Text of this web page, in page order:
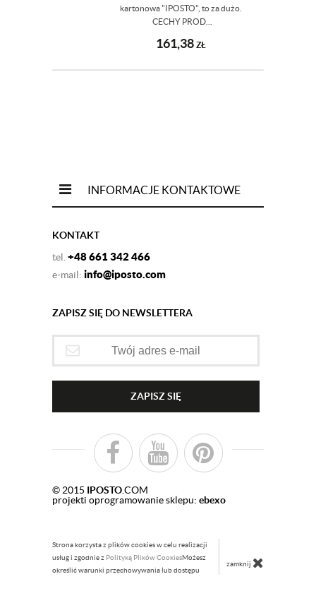
kartonowa "IPOSTO", to za dużo.
CECHY PROD...
161,38ZŁ
INFORMACJE KONTAKTOWE
KONTAKT
tel. +48 661 342 466
e-mail: info@iposto.com
ZAPISZ SIĘ DO NEWSLETTERA
ZAPISZ SIĘ
© 2015 IPOSTO.COM
projekti oprogramowanie sklepu: ebexo
Strona korzysta z plików cookies w celu realizacji
usług i zgodnie z Polityką Plików CookiesMożesz
określić warunki przechowywania lub dostępu
zamknij